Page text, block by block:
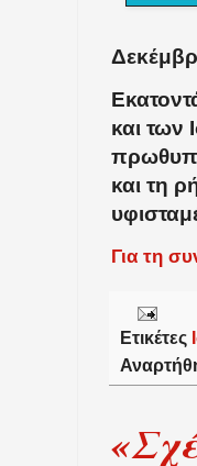
και των
και τη
Για τη
Ετικέτες